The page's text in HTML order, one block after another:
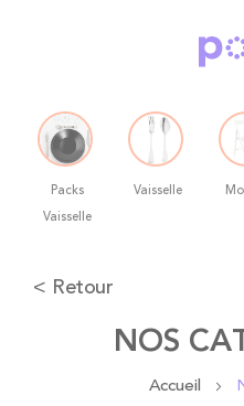
Packs
Vaisselle
Vaisselle
Allez
< Retour
NOS
Accueil